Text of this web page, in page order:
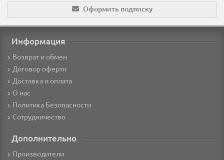
Оформить подписку
Информация
Возврат и обмен
Договор оферти
Доставка и оплата
О нас
Политика Безопасности
Сотрудничество
Дополнительно
Производители